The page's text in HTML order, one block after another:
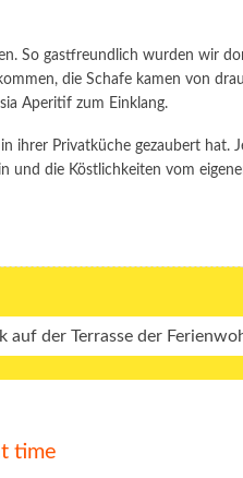
So gastfreundlich wurden wir
die Schafe kamen von
Aperitif zum Einklang.
ihrer Privatküche gezaubert hat.
und die Köstlichkeiten vom
time